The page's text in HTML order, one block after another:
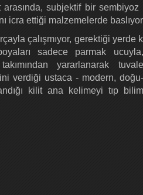
subjektif bir sembiyoz
icra ettiği malzemelerde
çalışmıyor, gerektiği yerde
sadece parmak
yararlanarak
verdiği ustaca - modern,
kilit ana kelimeyi tıp